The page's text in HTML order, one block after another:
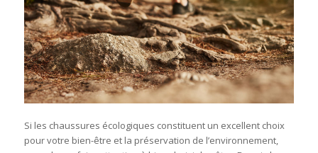
Si les chaussures écologiques constituent un excellent choix
pour votre bien-être et la préservation de l’environnement,